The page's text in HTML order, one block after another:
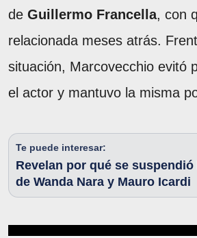
de Guillermo Francella, con
relacionada meses atrás.
situación, Marcovecchio evitó
el actor y mantuvo la misma
Te puede interesar:
Revelan por qué se
de Wanda Nara y Mauro Icardi